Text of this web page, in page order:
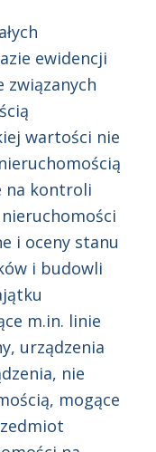
ewidencji
związanych
wartości nie
na kontroli
i oceny stanu
i budowli
m.in. linie
urządzenia
nie
mogące